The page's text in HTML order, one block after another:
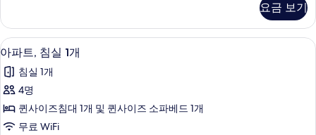
실
개
사
진
모
두
아
파
트,
침
실
자
세
요금 보기
아
파
트,
침
실
고급 침구, 객실 내 금고, 노트북 작업
8
아파트, 침실 1개
침실 1개
4명
퀸사이즈침대 1개 및 퀸사이즈 소파베드 1개
무료 WiFi